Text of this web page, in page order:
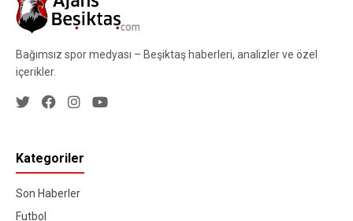
Bağımsız spor medyası – Beşiktaş haberleri, analizler ve özel
içerikler.
Kategoriler
Son Haberler
Futbol